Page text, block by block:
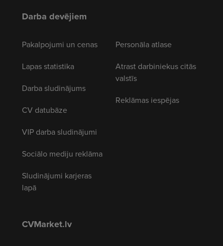
Darba devējiem
Pakalpojumi un cenas
Lapas statistika
Darba sludinājums
CV datubāze
VIP darba sludinājumi
Sociālo mediju reklāma
Sludinājumi karjeras
lapā
Personāla atlase
Atrast darbiniekus citās
valstīs
Reklāmas iespējas
CVMarket.lv